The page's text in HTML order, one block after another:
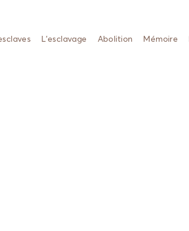
L’esclavage Abolition Mémoire